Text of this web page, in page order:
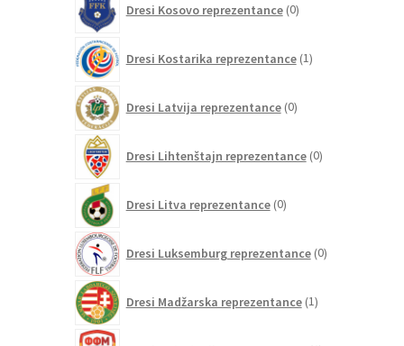
Dresi Kosovo reprezentance 0izdelkov
Dresi Kostarika reprezentance 1izdelek
Dresi Latvija reprezentance 0izdelkov
Dresi Lihtenštajn reprezentance 0izdelkov
Dresi Litva reprezentance 0izdelkov
Dresi Luksemburg reprezentance 0izdelkov
Dresi Madžarska reprezentance 1izdelek